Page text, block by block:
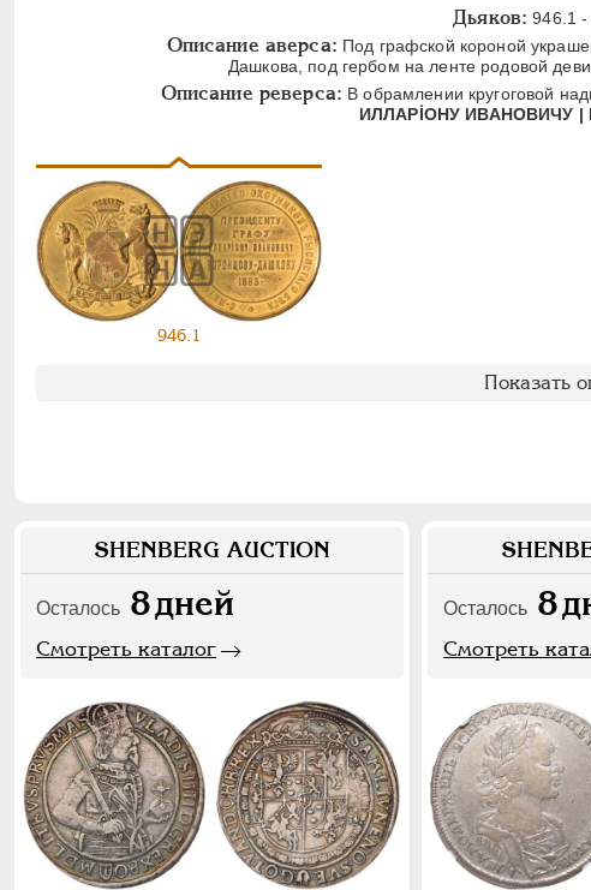
Дьяков: 946.1 -
Описание аверса: Под графской короной
Дашкова, под гербом на ленте родовой
Описание реверса: В обрамлении кругоговой
ИЛЛАРİOНУ ИВАНОВИЧУ |
946.1
Показать
SHENBERG AUCTION
Осталось 8дней
Смотреть каталог
Осталось 8
Смотреть